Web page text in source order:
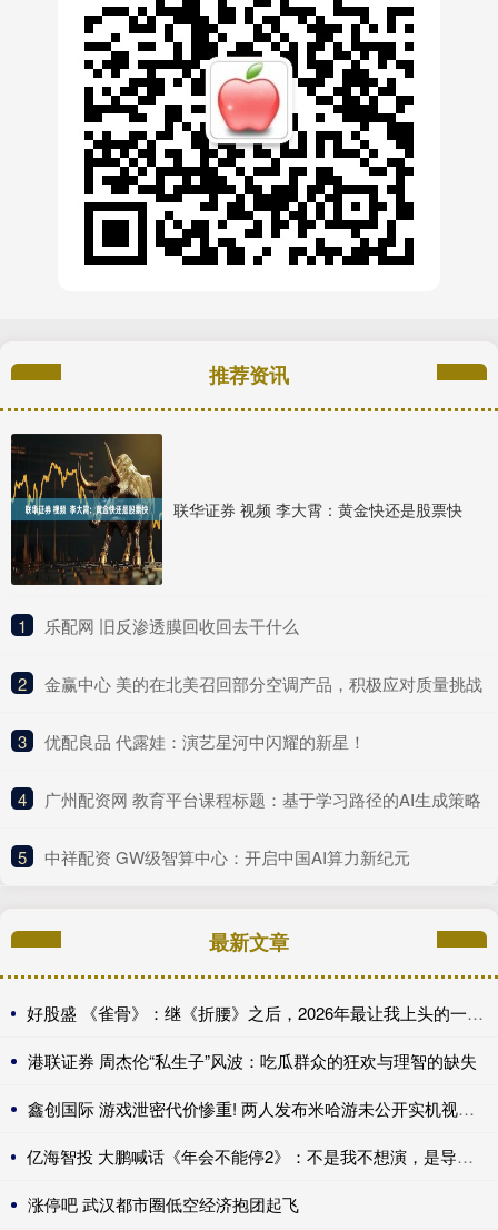
推荐资讯
联华证券 视频 李大霄：黄金快还是股票快
1 ​乐配网 旧反渗透膜回收回去干什么
2 ​金赢中心 美的在北美召回部分空调产品，积极应对质量挑战
3 ​优配良品 代露娃：演艺星河中闪耀的新星！
4 ​广州配资网 教育平台课程标题：基于学习路径的AI生成策略
5 ​中祥配资 GW级智算中心：开启中国AI算力新纪元
最新文章
好股盛 《雀骨》：继《折腰》之后，2026年最让我上头的一部权谋古装
港联证券 周杰伦“私生子”风波：吃瓜群众的狂欢与理智的缺失
鑫创国际 游戏泄密代价惨重! 两人发布米哈游未公开实机视频获刑
亿海智投 大鹏喊话《年会不能停2》：不是我不想演，是导演压根没喊我!
涨停吧 武汉都市圈低空经济抱团起飞